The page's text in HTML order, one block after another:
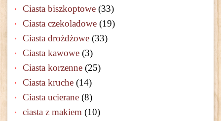
Ciasta biszkoptowe (33)
Ciasta czekoladowe (19)
Ciasta drożdżowe (33)
Ciasta kawowe (3)
Ciasta korzenne (25)
Ciasta kruche (14)
Ciasta ucierane (8)
ciasta z makiem (10)